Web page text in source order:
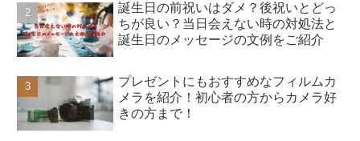
誕生日の前祝いはダメ？後祝いとどっ
ちが良い？当日会えない時の対処法と
誕生日のメッセージの文例をご紹介
プレゼントにもおすすめなフィルムカ
メラを紹介！初心者の方からカメラ好
きの方まで！